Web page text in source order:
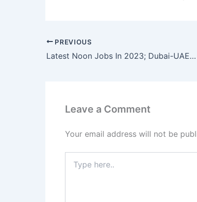
PREVIOUS
Latest Noon Jobs In 2023; Dubai-UAE, KSA & Egypt
Leave a Comment
Your email address will not be
here..